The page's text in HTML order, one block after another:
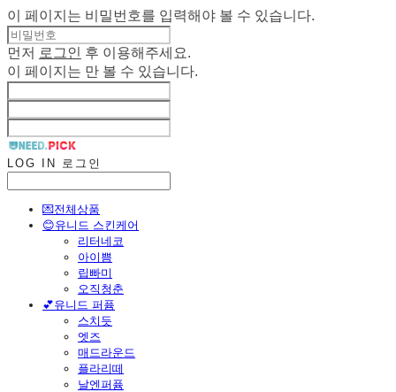
이 페이지는 비밀번호를 입력해야 볼 수 있습니다.
먼저 로그인
후 이용해주세요.
이 페이지는 만 볼 수 있습니다.
LOG IN 로그인
💌전체상품
😊유니드 스킨케어
리터네코
아이쁨
립빠미
오직청춘
💕유니드 퍼퓸
스치듯
엣즈
매드라운드
플라리떼
날엔퍼퓸